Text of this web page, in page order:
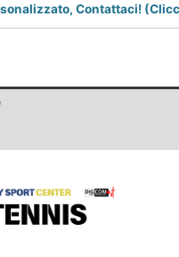
Contattaci!